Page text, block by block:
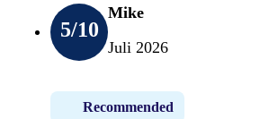
5/10
Mike
Juli 2026
Recommended